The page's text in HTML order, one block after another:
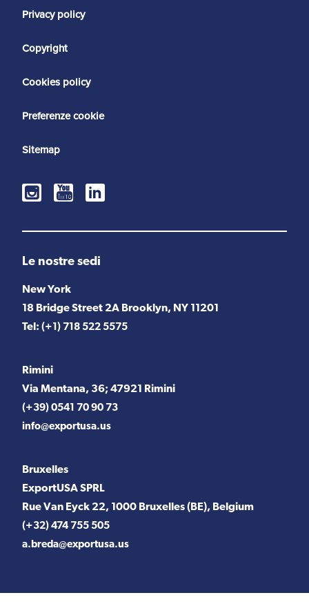
Privacy policy
Copyright
Cookies policy
Preferenze cookie
Sitemap
Le nostre sedi
New York
18 Bridge Street 2A Brooklyn, NY 11201
Tel: (+1) 718 522 5575
Rimini
Via Mentana, 36; 47921 Rimini
(+39) 0541 70 90 73
info@exportusa.us
Bruxelles
ExportUSA SPRL
Rue Van Eyck 22, 1000 Bruxelles (BE), Belgium
(+32) 474 755 505
a.breda@exportusa.us